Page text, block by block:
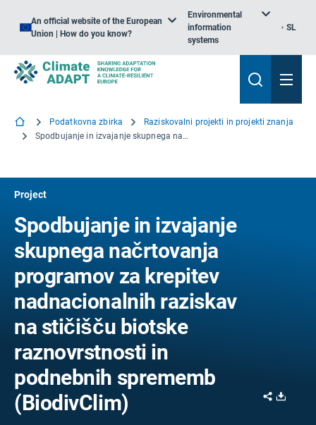
An official website of the European
Union | How do you know?
Environmental
information
systems
SL
Podatkovna zbirka
Raziskovalni projekti in projekti znanja
Spodbujanje in izvajanje skupnega načrtovanja programov za krepitev nadnacionalnih raziskav na stičišču biotske raznovrstnosti in podnebnih sprememb
Project
Spodbujanje in izvajanje
skupnega načrtovanja
programov za krepitev
nadnacionalnih raziskav
na stičišču biotske
raznovrstnosti in
podnebnih sprememb
(BiodivClim)
Share